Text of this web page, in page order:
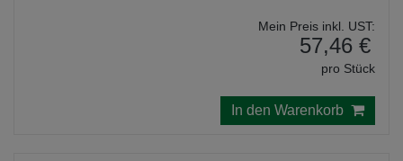
Mein Preis inkl. UST:
57,46 €
pro Stück
In den Warenkorb